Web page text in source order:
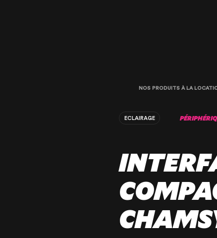
NOS PRODUITS À LA
ECLAIRAGE